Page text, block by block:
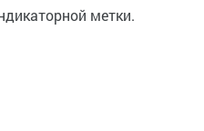
метки.